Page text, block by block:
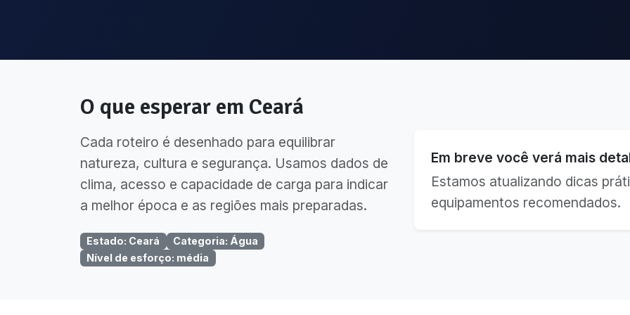
O que esperar em Ceará
Cada roteiro é desenhado para equilibrar
natureza, cultura e segurança. Usamos dados de
clima, acesso e capacidade de carga para indicar
a melhor época e as regiões mais preparadas.
Estado: Ceará Categoria: Água
Nível de esforço: média
Em breve você verá mais
Estamos atualizando dicas
equipamentos recomendados.